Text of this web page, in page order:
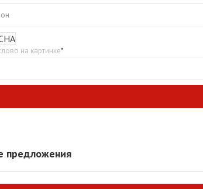
на картинке*
предложения